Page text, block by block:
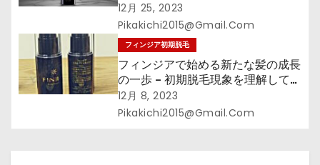
12月 25, 2023
Pikakichi2015@gmail.com
フィンジア初期脱毛
フィンジアで始める新たな髪の成長
の一歩 – 初期脱毛現象を理解して、
髪の健康への旅立ちをサポート！
12月 8, 2023
Pikakichi2015@gmail.com